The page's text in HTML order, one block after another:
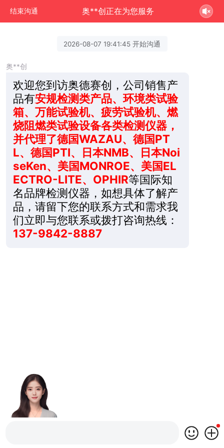
结束沟通 奥**创正在为您服务
2026-08-07 19:41:45 开始沟通
奥**创
欢迎您到访奥德赛创，公司销售产
品有安规检测类产品、环境类试验
箱、万能试验机、疲劳试验机、燃
烧阻燃类试验设备各类检测仪器，
并代理了德国WAZAU、德国PT
L、德国PTI、日本NMB、日本Noi
seKen、美国MONROE、美国EL
ECTRO-LITE、OPHIR等国际知
名品牌检测仪器，如想具体了解产
品，请留下您的联系方式和需求我
们立即与您联系或拨打咨询热线：
137-9842-8887